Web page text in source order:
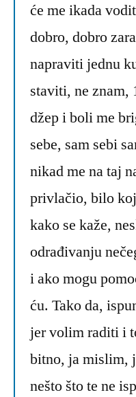
će me ikada
dobro, dobro
napraviti jednu
staviti, ne znam,
džep i boli me
sebe, sam sebi
nikad me na taj
privlačio, bilo
kako se kaže,
odrađivanju
i ako mogu
ću. Tako da,
jer volim raditi i
bitno, ja mislim,
nešto što te ne